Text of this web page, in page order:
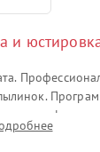
и
автофокуса,